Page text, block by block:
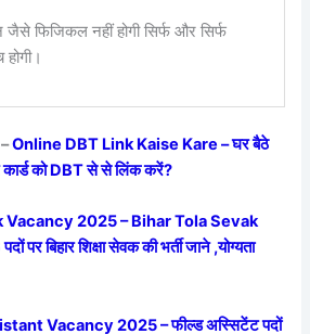
जैसे फिजिकल नहीं होगी सिर्फ और सिर्फ
–Online DBT Link Kaise Kare – घर बैठे
को DBT से से लिंक करें?
Vacancy 2025 – Bihar Tola Sevak
बिहार शिक्षा सेवक की भर्ती जाने ,योग्यता
Vacancy 2025 – फील्ड अस्सिटेंट पदों